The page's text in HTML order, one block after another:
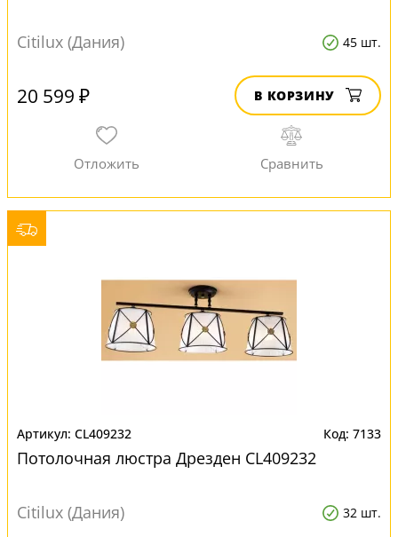
Citilux (Дания) 45 шт.
20 599 ₽ В КОРЗИНУ
CL409232 7133
Потолочная люстра Дрезден CL409232
Citilux (Дания) 32 шт.